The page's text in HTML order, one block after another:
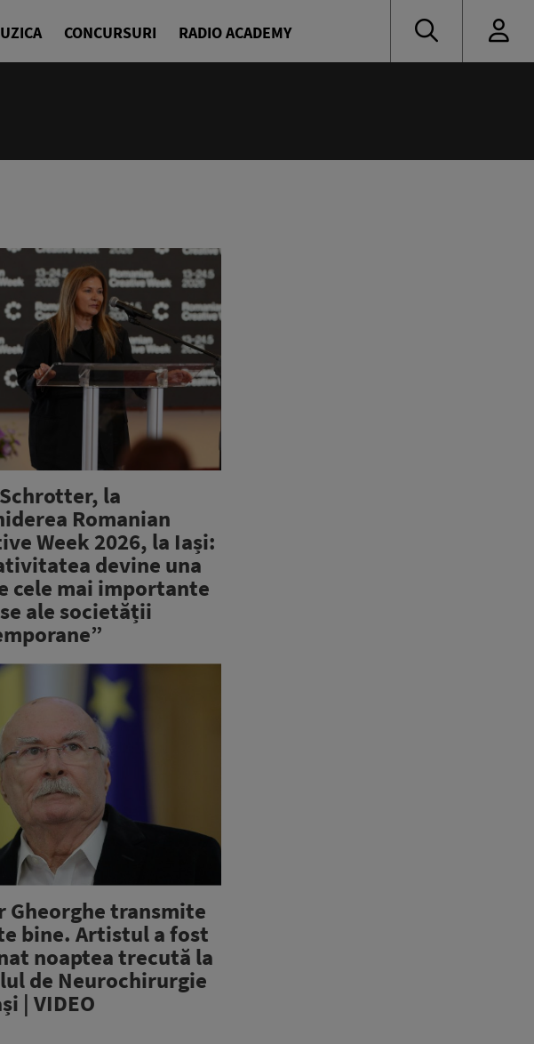
CONCURSURI RADIO ACADEMY
la
Romanian
Week 2026, la Iași:
devine una
cele mai importante
ale societății
Gheorghe transmite
bine. Artistul a fost
noaptea trecută la
de Neurochirurgie
| VIDEO